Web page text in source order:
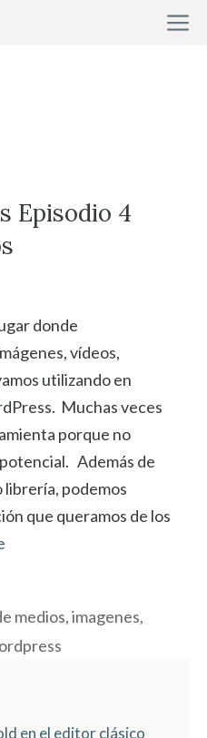
Episodio 4
donde
vídeos,
utilizando en
Muchas veces
porque no
Además de
librería, podemos
que queramos de los
medios,imagenes,
en el editor clásico